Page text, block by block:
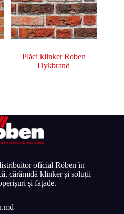
Plăci klinker Roben
Dykbrand
oficial Röben în
cărămidă klinker și soluții
și fațade.